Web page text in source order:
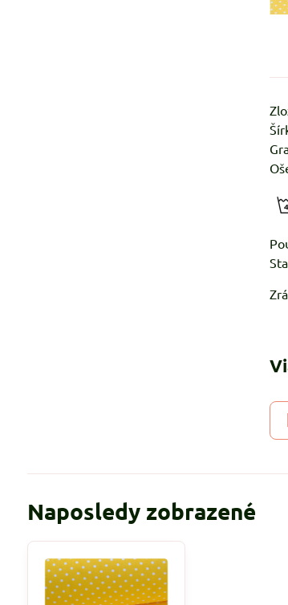
Naposledy zobrazené